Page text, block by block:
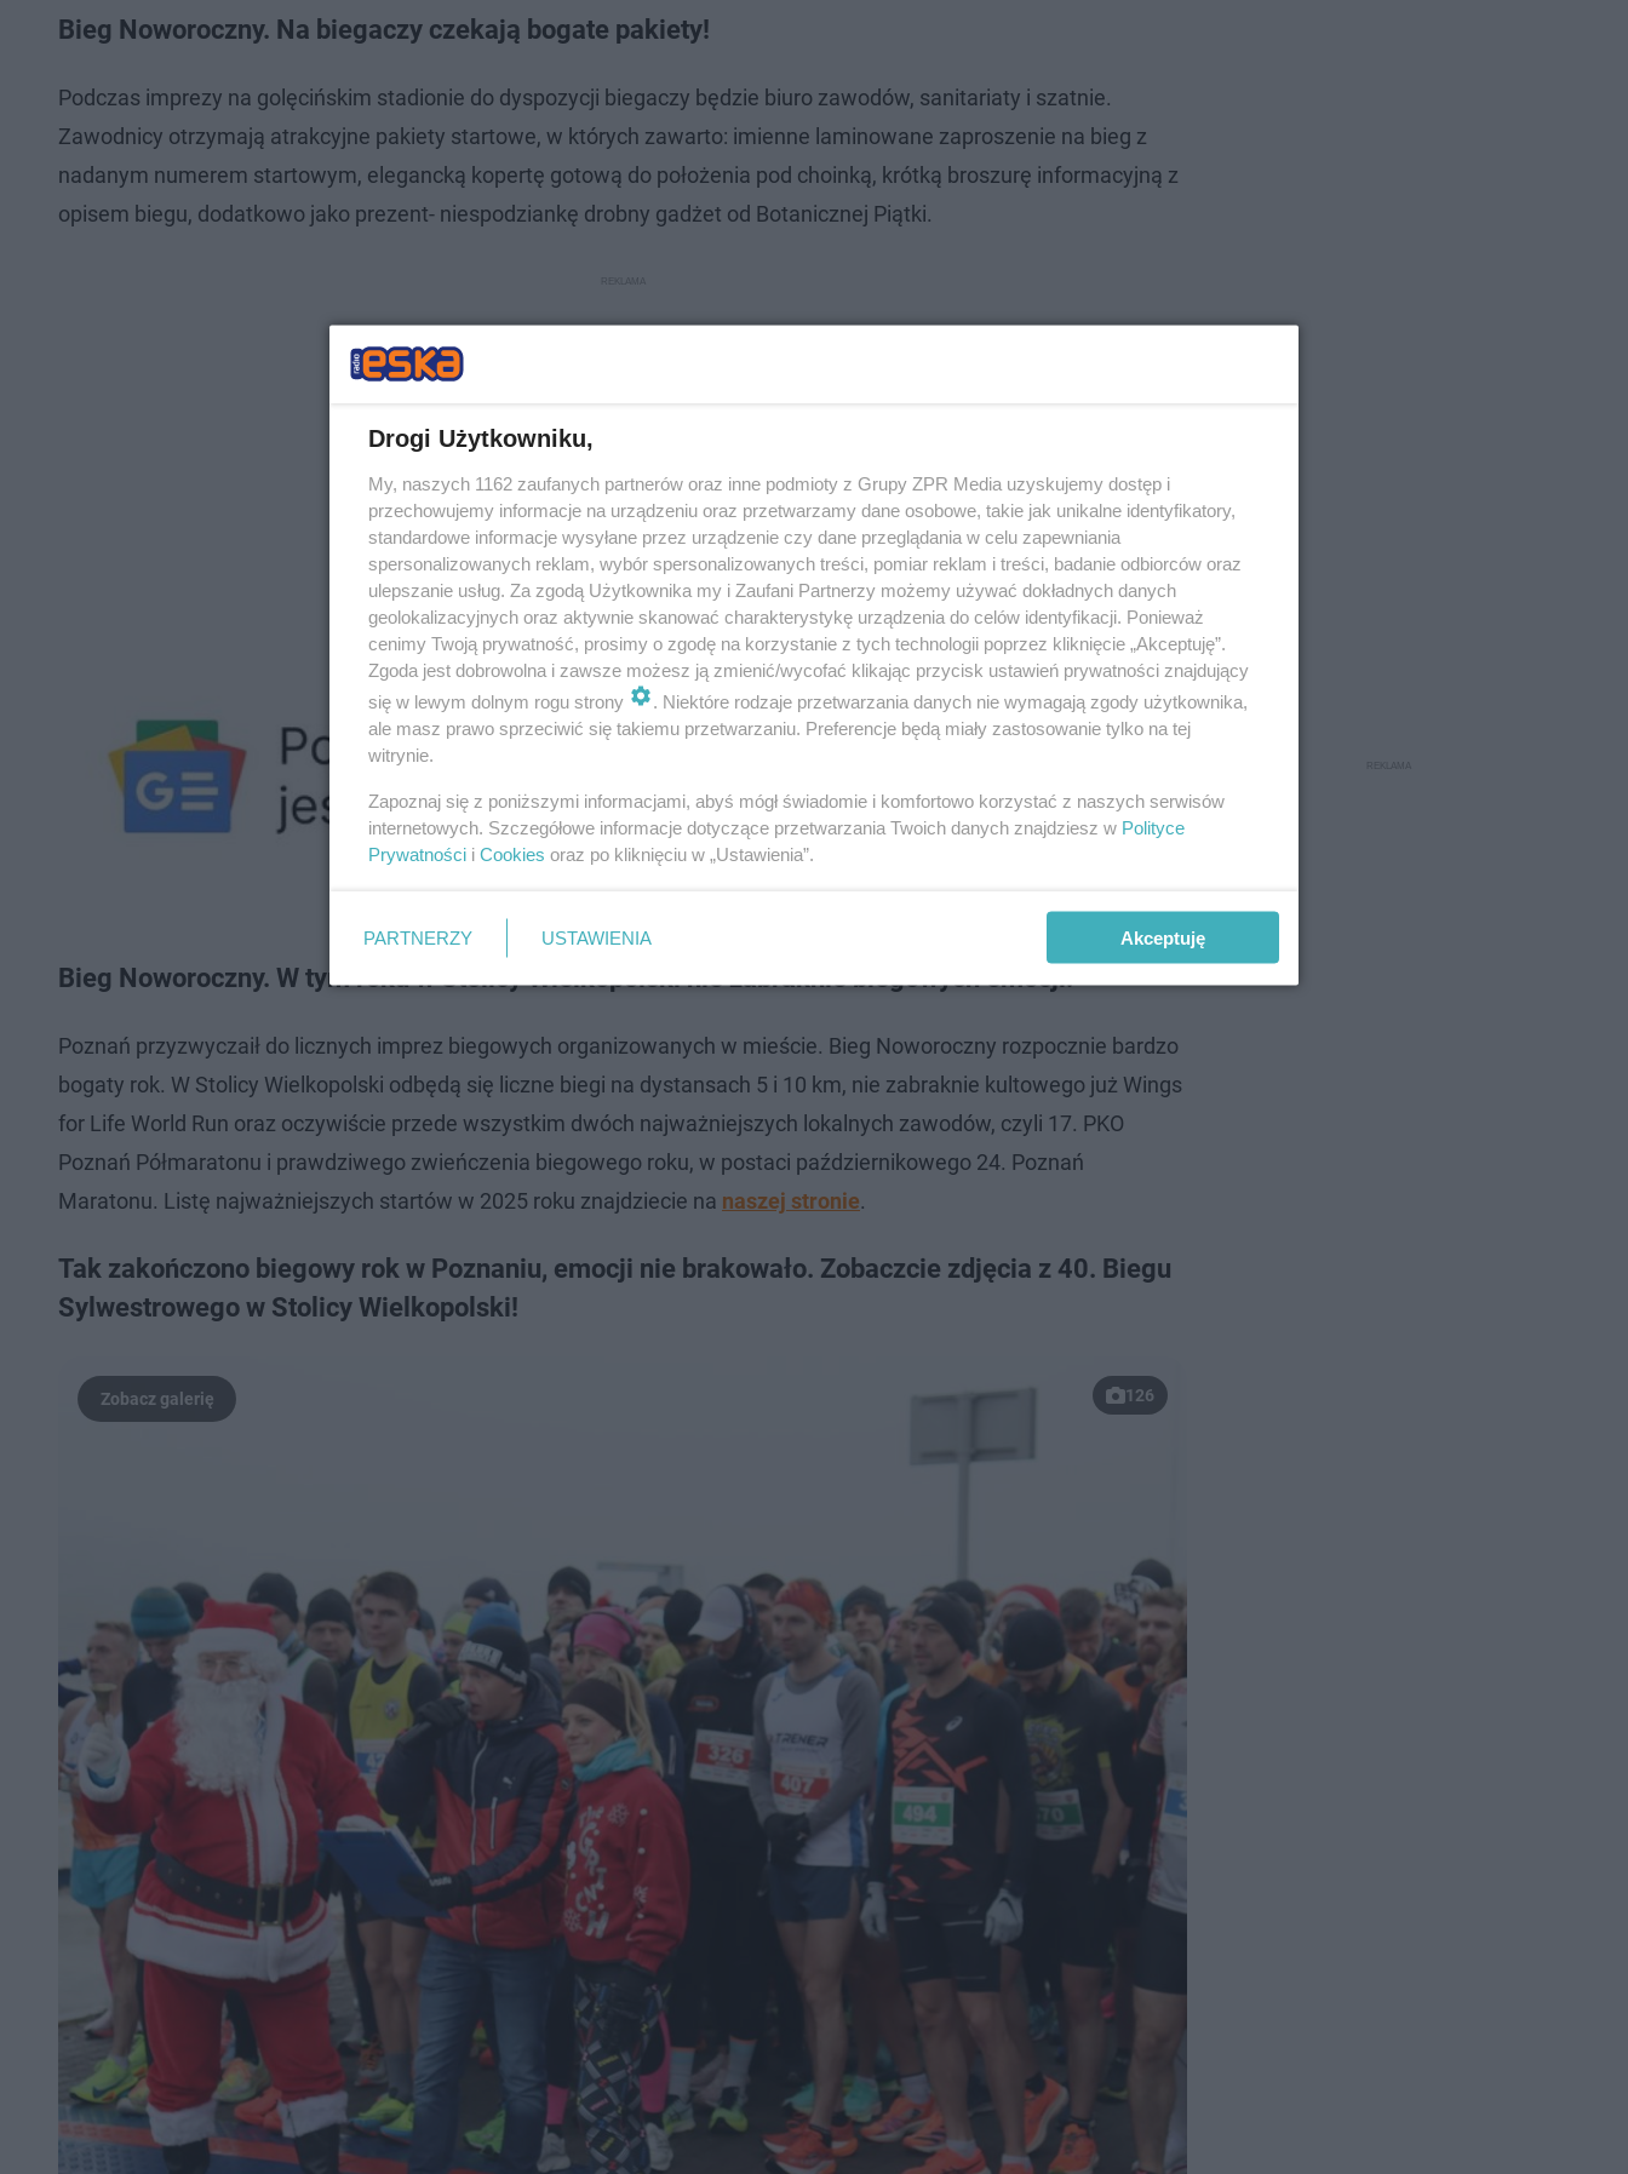
Bieg Noworoczny. Na biegaczy czekają bogate pakiety!
Podczas imprezy na golęcińskim stadionie do dyspozycji biegaczy będzie biuro zawodów, sanitariaty i szatnie.
Zawodnicy otrzymają atrakcyjne pakiety startowe, w których zawarto: imienne laminowane zaproszenie na bieg z
nadanym numerem startowym, elegancką kopertę gotową do położenia pod choinką, krótką broszurę informacyjną z
opisem biegu, dodatkowo jako prezent- niespodziankę drobny gadżet od Botanicznej Piątki.
Bieg Noworoczny. W tym roku w Stolicy Wielkopolski nie zabraknie biegowych emocji!
Poznań przyzwyczaił do licznych imprez biegowych organizowanych w mieście. Bieg Noworoczny rozpocznie bardzo
bogaty rok. W Stolicy Wielkopolski odbędą się liczne biegi na dystansach 5 i 10 km, nie zabraknie kultowego już Wings
for Life World Run oraz oczywiście przede wszystkim dwóch najważniejszych lokalnych zawodów, czyli 17. PKO
Poznań Półmaratonu i prawdziwego zwieńczenia biegowego roku, w postaci październikowego 24. Poznań
Maratonu. Listę najważniejszych startów w 2025 roku znajdziecie na naszej stronie.
Tak zakończono biegowy rok w Poznaniu, emocji nie brakowało. Zobaczcie zdjęcia z 40. Biegu
Sylwestrowego w Stolicy Wielkopolski!
126
Drogi Użytkowniku,
My, naszych 1162 zaufanych partnerów oraz inne podmioty z Grupy ZPR Media uzyskujemy dostęp i
przechowujemy informacje na urządzeniu oraz przetwarzamy dane osobowe, takie jak unikalne identyfikatory,
standardowe informacje wysyłane przez urządzenie czy dane przeglądania w celu zapewniania
spersonalizowanych reklam, wybór spersonalizowanych treści, pomiar reklam i treści, badanie odbiorców oraz
ulepszanie usług. Za zgodą Użytkownika my i Zaufani Partnerzy możemy używać dokładnych danych
geolokalizacyjnych oraz aktywnie skanować charakterystykę urządzenia do celów identyfikacji. Ponieważ
cenimy Twoją prywatność, prosimy o zgodę na korzystanie z tych technologii poprzez kliknięcie „Akceptuję”.
Zgoda jest dobrowolna i zawsze możesz ją zmienić/wycofać klikając przycisk ustawień prywatności znajdujący
się w lewym dolnym rogu strony
. Niektóre rodzaje przetwarzania danych nie wymagają zgody użytkownika,
ale masz prawo sprzeciwić się takiemu przetwarzaniu. Preferencje będą miały zastosowanie tylko na tej
witrynie.
Zapoznaj się z poniższymi informacjami, abyś mógł świadomie i komfortowo korzystać z naszych serwisów
internetowych. Szczegółowe informacje dotyczące przetwarzania Twoich danych znajdziesz w Polityce
Prywatności i Cookies oraz po kliknięciu w „Ustawienia”.
PARTNERZY USTAWIENIA Akceptuję